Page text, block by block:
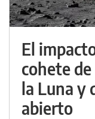
El
cohete
la Luna y
abierto